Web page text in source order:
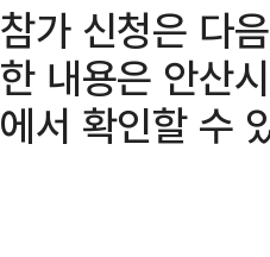
참가 신청은 다
한 내용은 안산
에서 확인할 수